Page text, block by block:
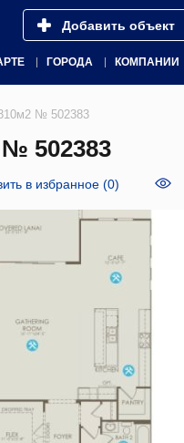
Добавить объект
ГОРОДА КОМПАНИИ
№ 502383
502383
в избранное (0)